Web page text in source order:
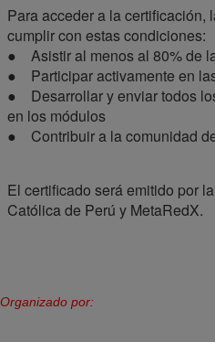
Para acceder a la certificación,
cumplir con estas condiciones:
● Asistir al menos al 80% de
● Participar activamente en
● Desarrollar y enviar todos
en los módulos
● Contribuir a la comunidad
El certificado será emitido por
Católica de Perú y MetaRedX.
Organizado por: